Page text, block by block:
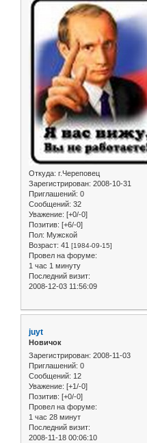
Откуда: г.Череповец
Зарегистрирован: 2008-10-31
Приглашений: 0
Сообщений: 32
Уважение: [+0/-0]
Позитив: [+6/-0]
Пол: Мужской
Возраст: 41 [1984-09-15]
Провел на форуме:
1 час 1 минуту
Последний визит:
2008-12-03 11:56:09
juyt
Новичок
Зарегистрирован: 2008-11-03
Приглашений: 0
Сообщений: 12
Уважение: [+1/-0]
Позитив: [+0/-0]
Провел на форуме:
1 час 28 минут
Последний визит:
2008-11-18 00:06:10